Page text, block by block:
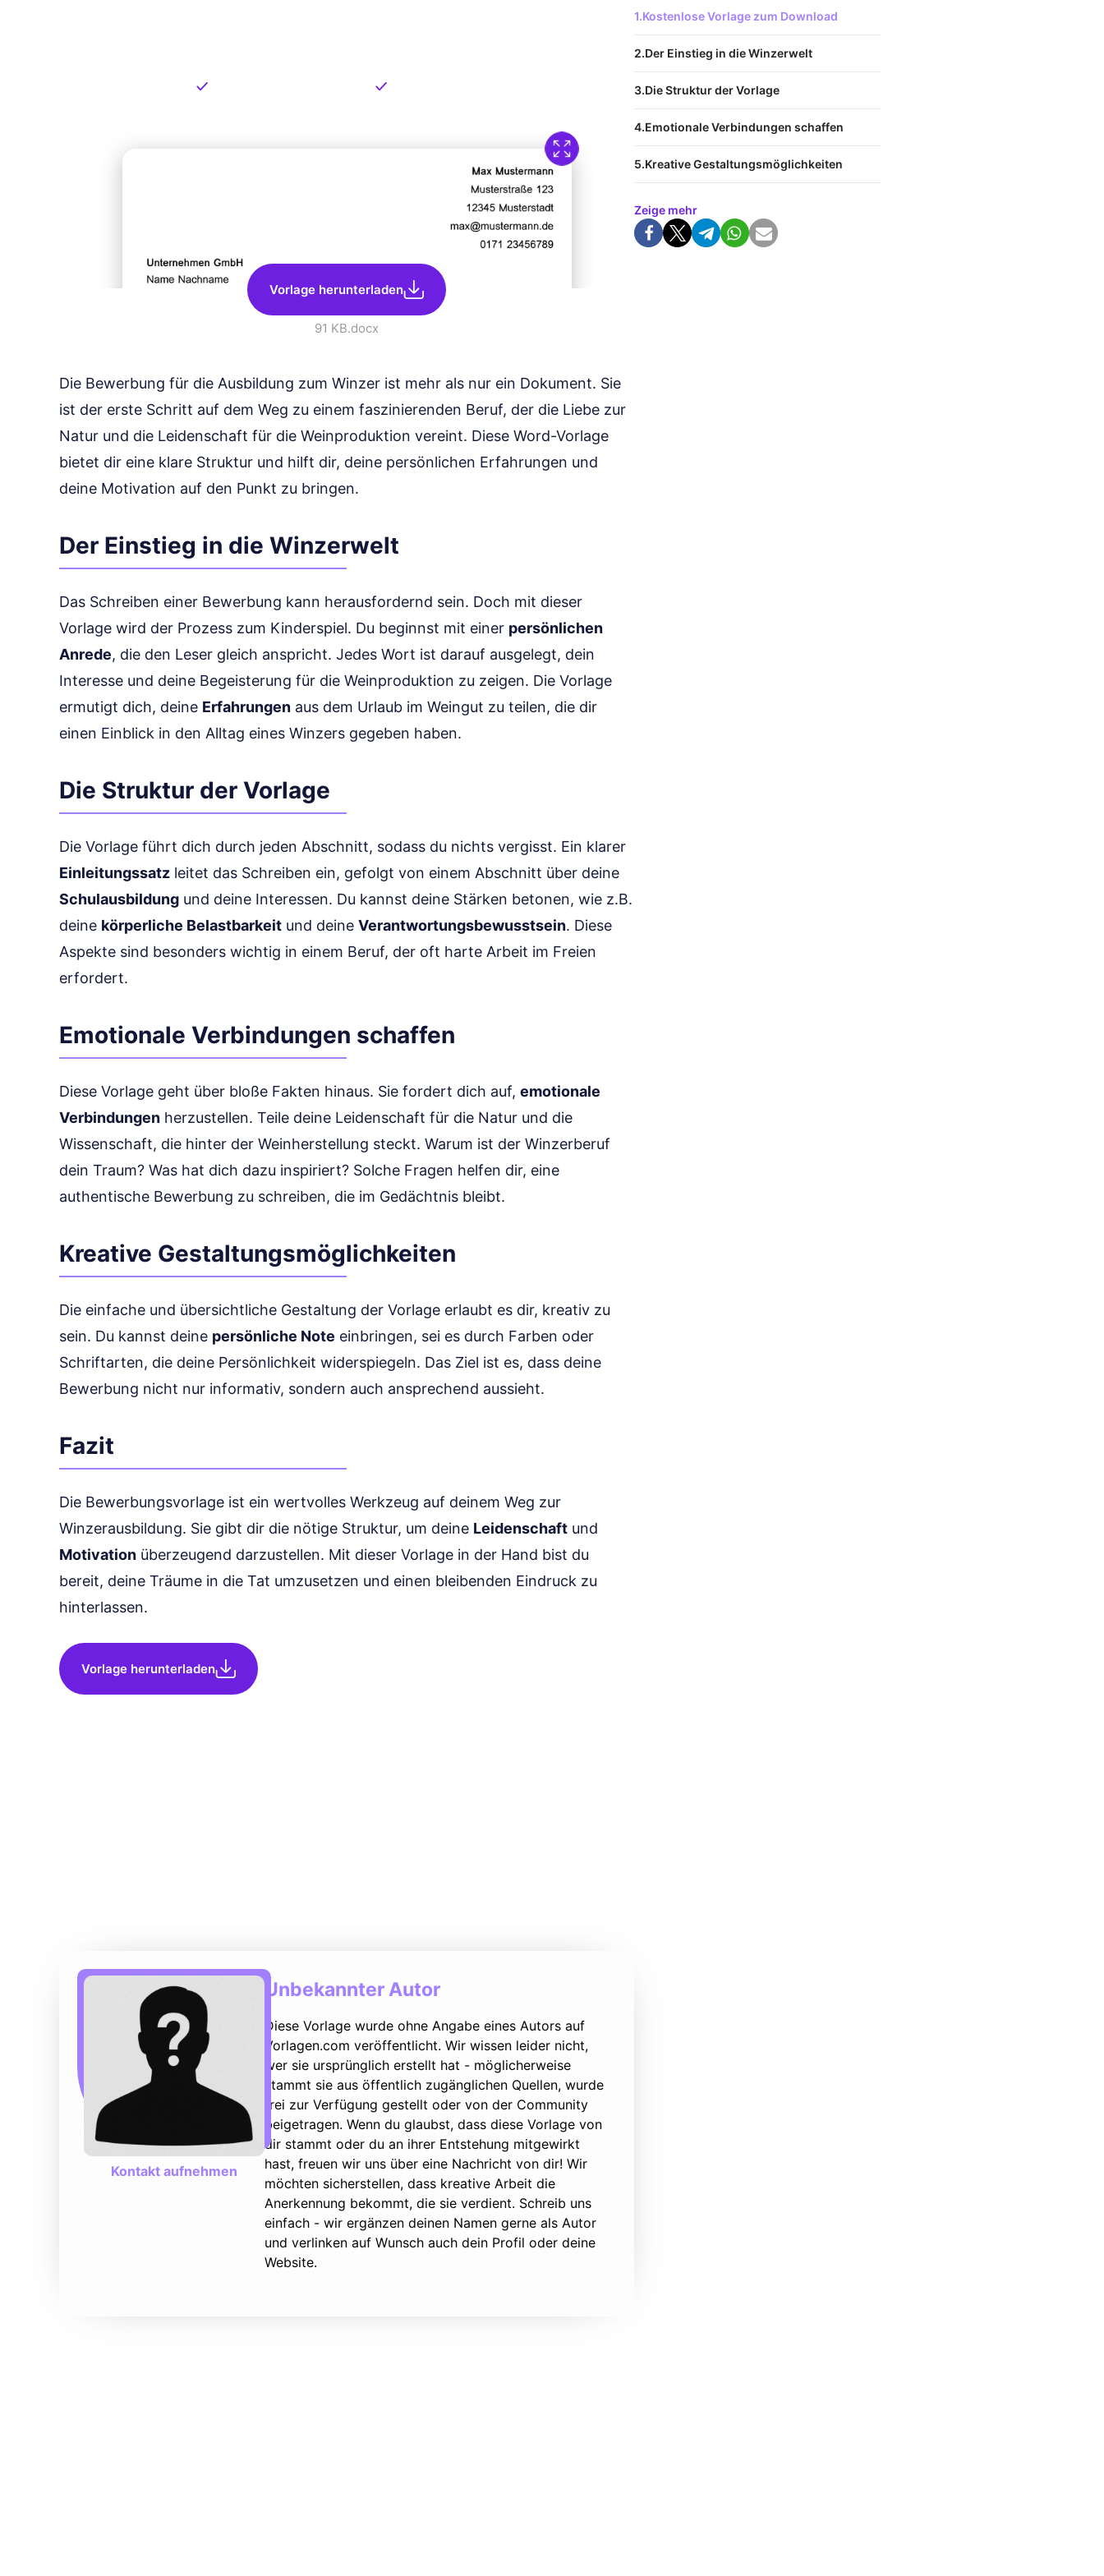
Vorlage herunterladen
91 KB.docx
Die Bewerbung für die Ausbildung zum Winzer ist mehr als nur ein Dokument. Sie
ist der erste Schritt auf dem Weg zu einem faszinierenden Beruf, der die Liebe zur
Natur und die Leidenschaft für die Weinproduktion vereint. Diese Word-Vorlage
bietet dir eine klare Struktur und hilft dir, deine persönlichen Erfahrungen und
deine Motivation auf den Punkt zu bringen.
Der Einstieg in die Winzerwelt
Das Schreiben einer Bewerbung kann herausfordernd sein. Doch mit dieser
Vorlage wird der Prozess zum Kinderspiel. Du beginnst mit einer persönlichen
Anrede, die den Leser gleich anspricht. Jedes Wort ist darauf ausgelegt, dein
Interesse und deine Begeisterung für die Weinproduktion zu zeigen. Die Vorlage
ermutigt dich, deine Erfahrungen aus dem Urlaub im Weingut zu teilen, die dir
einen Einblick in den Alltag eines Winzers gegeben haben.
Die Struktur der Vorlage
Die Vorlage führt dich durch jeden Abschnitt, sodass du nichts vergisst. Ein klarer
Einleitungssatz leitet das Schreiben ein, gefolgt von einem Abschnitt über deine
Schulausbildung und deine Interessen. Du kannst deine Stärken betonen, wie z.B.
deine körperliche Belastbarkeit und deine Verantwortungsbewusstsein. Diese
Aspekte sind besonders wichtig in einem Beruf, der oft harte Arbeit im Freien
erfordert.
Emotionale Verbindungen schaffen
Diese Vorlage geht über bloße Fakten hinaus. Sie fordert dich auf, emotionale
Verbindungen herzustellen. Teile deine Leidenschaft für die Natur und die
Wissenschaft, die hinter der Weinherstellung steckt. Warum ist der Winzerberuf
dein Traum? Was hat dich dazu inspiriert? Solche Fragen helfen dir, eine
authentische Bewerbung zu schreiben, die im Gedächtnis bleibt.
Kreative Gestaltungsmöglichkeiten
Die einfache und übersichtliche Gestaltung der Vorlage erlaubt es dir, kreativ zu
sein. Du kannst deine persönliche Note einbringen, sei es durch Farben oder
Schriftarten, die deine Persönlichkeit widerspiegeln. Das Ziel ist es, dass deine
Bewerbung nicht nur informativ, sondern auch ansprechend aussieht.
Fazit
Die Bewerbungsvorlage ist ein wertvolles Werkzeug auf deinem Weg zur
Winzerausbildung. Sie gibt dir die nötige Struktur, um deine Leidenschaft und
Motivation überzeugend darzustellen. Mit dieser Vorlage in der Hand bist du
bereit, deine Träume in die Tat umzusetzen und einen bleibenden Eindruck zu
hinterlassen.
Vorlage herunterladen
Kontakt aufnehmen
Unbekannter Autor
Diese Vorlage wurde ohne Angabe eines Autors auf
Vorlagen.com veröffentlicht. Wir wissen leider nicht,
wer sie ursprünglich erstellt hat - möglicherweise
stammt sie aus öffentlich zugänglichen Quellen, wurde
frei zur Verfügung gestellt oder von der Community
beigetragen. Wenn du glaubst, dass diese Vorlage von
dir stammt oder du an ihrer Entstehung mitgewirkt
hast, freuen wir uns über eine Nachricht von dir! Wir
möchten sicherstellen, dass kreative Arbeit die
Anerkennung bekommt, die sie verdient. Schreib uns
einfach - wir ergänzen deinen Namen gerne als Autor
und verlinken auf Wunsch auch dein Profil oder deine
Website.
Kostenlose Vorlage zum Download
Der Einstieg in die Winzerwelt
Die Struktur der Vorlage
Emotionale Verbindungen schaffen
Kreative Gestaltungsmöglichkeiten
Zeige mehr